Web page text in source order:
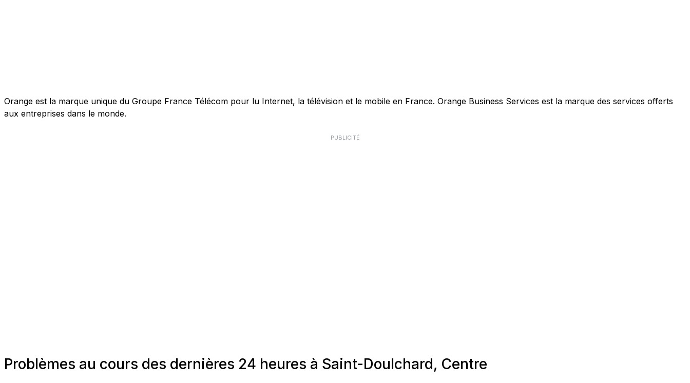
Orange est la marque unique du Groupe France Télécom pour lu Internet, la télévision et le mobile en France. Orange Business Services est la marque des services offerts
aux entreprises dans le monde.
PUBLICITÉ
Problèmes au cours des dernières 24 heures à Saint-Doulchard, Centre